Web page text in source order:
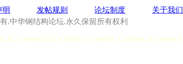
明 发帖规则 论坛制度
关于我们
.中华钢结构论坛.永久保留所有权利
System:0.03, Children of user:0, Children of system:0